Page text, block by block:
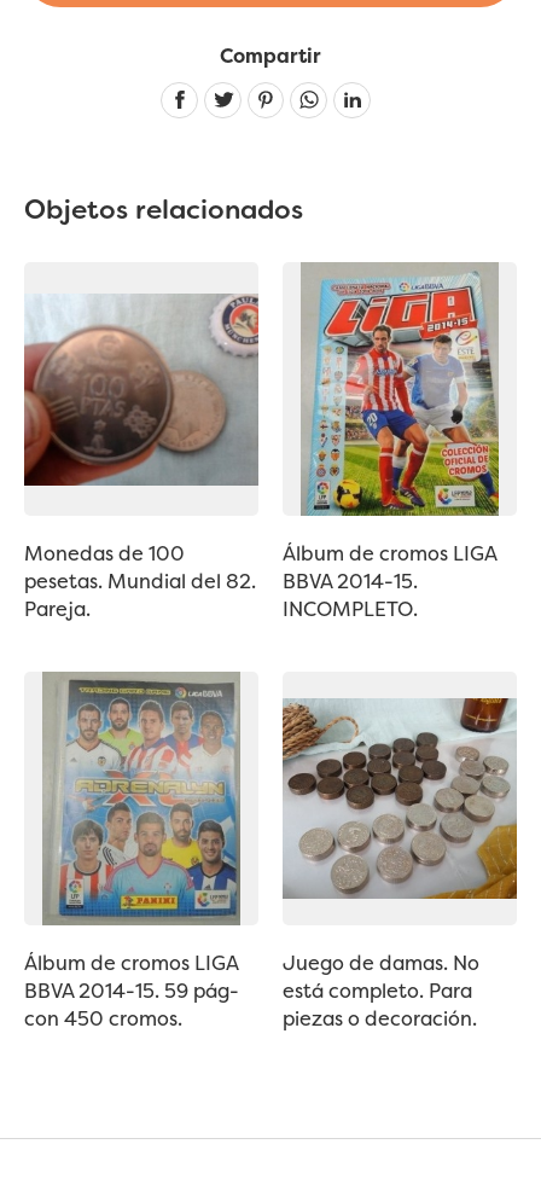
Compartir
Linkedin
Objetos relacionados
Monedas de 100
pesetas. Mundial del 82.
Pareja.
Álbum de cromos LIGA
BBVA 2014-15.
INCOMPLETO.
Álbum de cromos LIGA
BBVA 2014-15. 59 pág-
con 450 cromos.
Juego de damas. No
está completo. Para
piezas o decoración.